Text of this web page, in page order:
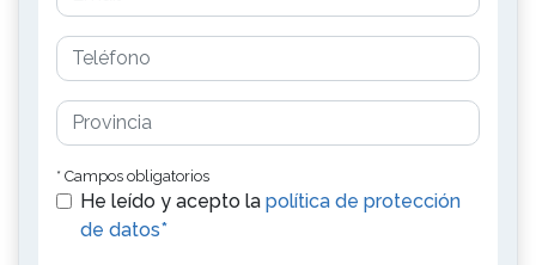
* Campos obligatorios
He leído y acepto la política de protección
de datos*